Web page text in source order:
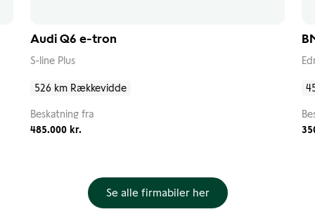
Audi Q6 e-tron
S-line Plus
526 km Rækkevidde
Beskatning fra
485.000 kr.
Se alle firmabiler her